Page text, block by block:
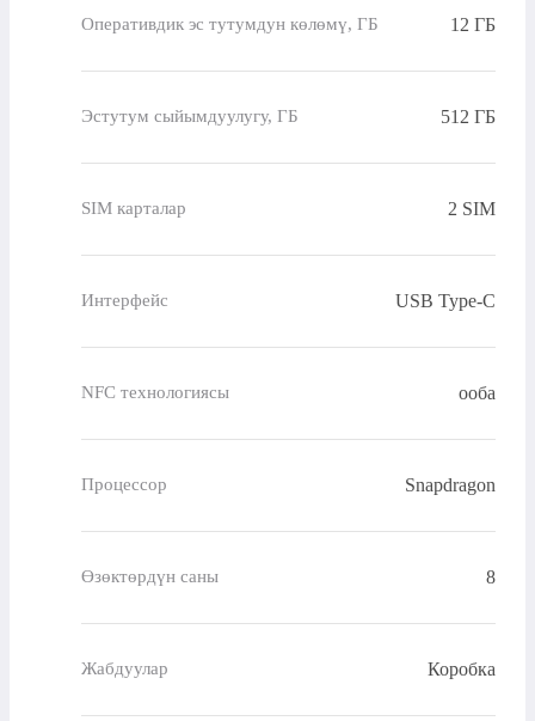
Оперативдик эс тутумдун көлөмү, ГБ 12 ГБ
Эстутум сыйымдуулугу, ГБ 512 ГБ
SIM карталар 2 SIM
Интерфейс USB Type-C
NFC технологиясы ооба
Процессор Snapdragon
Өзөктөрдүн саны 8
Жабдуулар Коробка